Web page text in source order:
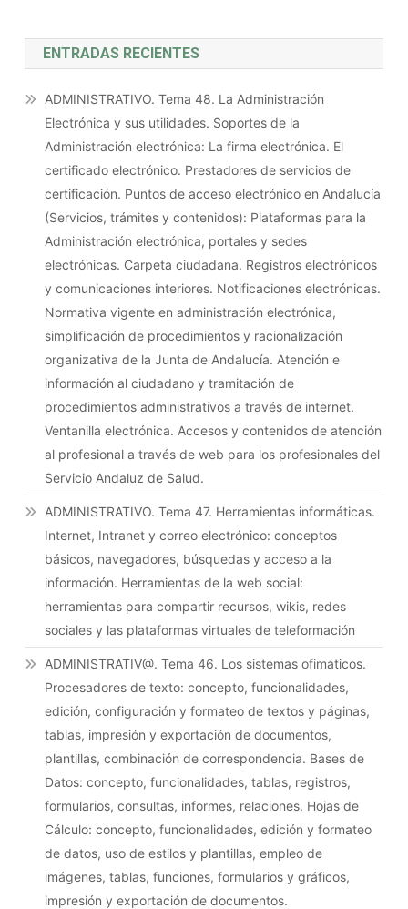
ENTRADAS RECIENTES
ADMINISTRATIVO. Tema 48. La Administración
Electrónica y sus utilidades. Soportes de la
Administración electrónica: La firma electrónica. El
certificado electrónico. Prestadores de servicios de
certificación. Puntos de acceso electrónico en Andalucía
(Servicios, trámites y contenidos): Plataformas para la
Administración electrónica, portales y sedes
electrónicas. Carpeta ciudadana. Registros electrónicos
y comunicaciones interiores. Notificaciones electrónicas.
Normativa vigente en administración electrónica,
simplificación de procedimientos y racionalización
organizativa de la Junta de Andalucía. Atención e
información al ciudadano y tramitación de
procedimientos administrativos a través de internet.
Ventanilla electrónica. Accesos y contenidos de atención
al profesional a través de web para los profesionales del
Servicio Andaluz de Salud.
ADMINISTRATIVO. Tema 47. Herramientas informáticas.
Internet, Intranet y correo electrónico: conceptos
básicos, navegadores, búsquedas y acceso a la
información. Herramientas de la web social:
herramientas para compartir recursos, wikis, redes
sociales y las plataformas virtuales de teleformación
ADMINISTRATIV@. Tema 46. Los sistemas ofimáticos.
Procesadores de texto: concepto, funcionalidades,
edición, configuración y formateo de textos y páginas,
tablas, impresión y exportación de documentos,
plantillas, combinación de correspondencia. Bases de
Datos: concepto, funcionalidades, tablas, registros,
formularios, consultas, informes, relaciones. Hojas de
Cálculo: concepto, funcionalidades, edición y formateo
de datos, uso de estilos y plantillas, empleo de
imágenes, tablas, funciones, formularios y gráficos,
impresión y exportación de documentos.